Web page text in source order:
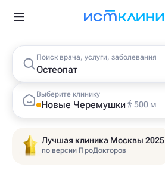
Поиск врача, услуги, заболевания
Выберите клинику
Новые Черемушки 500 м
Лучшая клиника Москвы 2025
по версии ПроДокторов